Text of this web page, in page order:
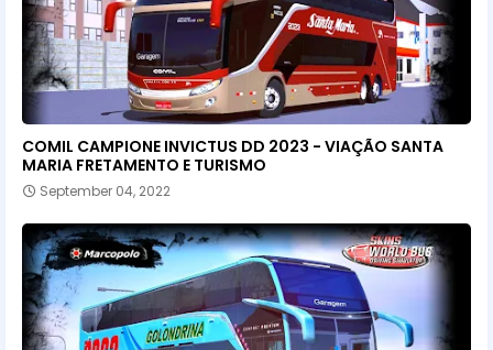
COMIL CAMPIONE INVICTUS DD 2023 - VIAÇÃO SANTA
MARIA FRETAMENTO E TURISMO
September 04, 2022